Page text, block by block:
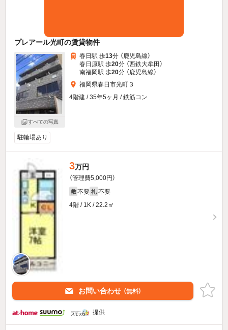
プレアール光町の賃貸物件
すべての写真
春日駅 歩13分 （鹿児島線）
春日原駅 歩20分 （西鉄大牟田）
南福岡駅 歩20分 （鹿児島線）
福岡県春日市光町３
4階建 / 35年5ヶ月 / 鉄筋コン
駐輪場あり
3万円
（管理費5,000円）
敷 不要 礼 不要
4階 / 1K / 22.2㎡
お問い合わせ （無料）
提供